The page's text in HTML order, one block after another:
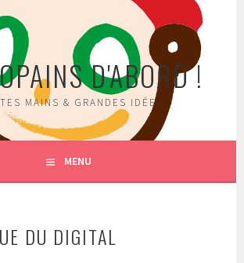
D'ABORD !
MAINS & GRANDES IDÉES
MENU
DU DIGITAL